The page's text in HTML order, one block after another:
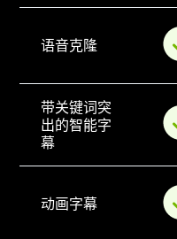
语音克隆
带关键词突
出的智能字
幕
动画字幕